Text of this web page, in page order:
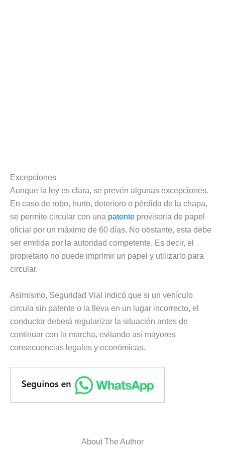
Excepciones
Aunque la ley es clara, se prevén algunas excepciones.
En caso de robo, hurto, deterioro o pérdida de la chapa,
se permite circular con una patente provisoria de papel
oficial por un máximo de 60 días. No obstante, esta debe
ser emitida por la autoridad competente. Es decir, el
propietario no puede imprimir un papel y utilizarlo para
circular.
Asimismo, Seguridad Vial indicó que si un vehículo
circula sin patente o la lleva en un lugar incorrecto, el
conductor deberá regularizar la situación antes de
continuar con la marcha, evitando así mayores
consecuencias legales y económicas.
About The Author